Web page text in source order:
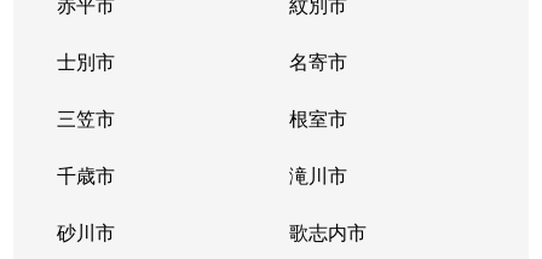
士別市 名寄市
三笠市 根室市
千歳市 滝川市
砂川市 歌志内市